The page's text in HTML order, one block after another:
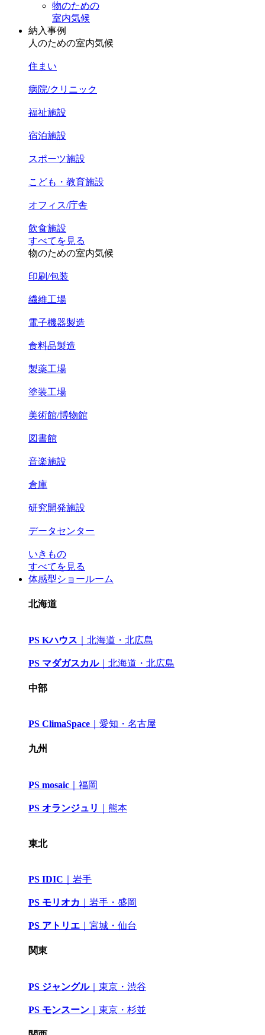
物のための
室内気候
納入事例
人のための室内気候
住まい
病院/クリニック
福祉施設
宿泊施設
スポーツ施設
こども・教育施設
オフィス/庁舎
飲食施設
すべてを見る
物のための室内気候
印刷/包装
繊維工場
電子機器製造
食料品製造
製薬工場
塗装工場
美術館/博物館
図書館
音楽施設
倉庫
研究開発施設
データセンター
いきもの
すべてを見る
体感型ショールーム
北海道
PS Kハウス 北海道・北広島
PS マダガスカル｜ 北海道・北広島
中部
PS ClimaSpace 愛知・名古屋
九州
PS mosaic 福岡
PS オランジュリ 熊本
東北
PS IDIC 岩手
PS モリオカ ｜岩手・盛岡
PS アトリエ 宮城・仙台
関東
PS ジャングル｜ 東京・渋谷
PS モンスーン 東京・杉並